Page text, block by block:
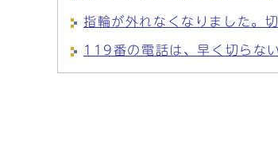
指輪が外れなくなりました。
119番の電話は、早く切らな